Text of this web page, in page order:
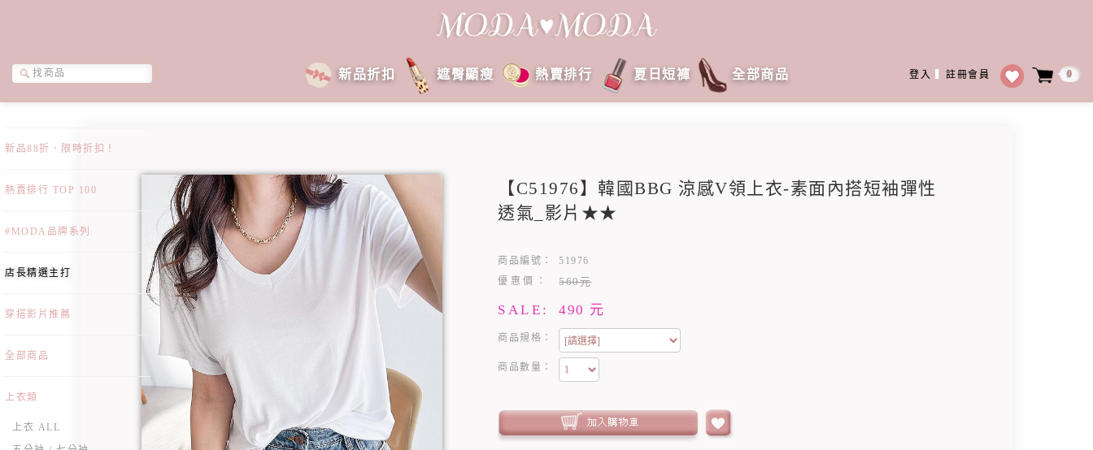
登入 註冊會員 0
新品折扣 遮臀顯瘦 熱賣排行 夏日短褲 全部商品
新品88折．限時折扣！
熱賣排行 TOP 100
#MODA品牌系列
店長精選主打
穿搭影片推薦
全部商品
上衣類
上衣 ALL
【C51976】韓國BBG 涼感V領上衣-素面內搭短袖彈性
透氣_影片★★
商品編號：
51976
優惠價：
560元
SALE: 490 元
商品規格：
商品數量：